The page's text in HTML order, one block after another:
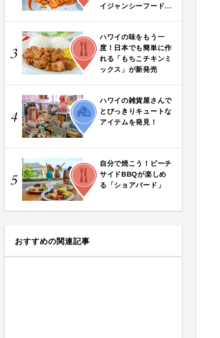
イジャンシーフード...
3
FOOD
ハワイの味をもう一
度！日本でも簡単に作
れる「もちこチキンミ
ックス」が新発売
4
LIFE
ハワイの雑貨屋さんで
とびっきりキュートな
アイテムを発見！
5
FOOD
自分で焼こう！ビーチ
サイドBBQが楽しめ
る「ショアバード」
おすすめの関連記事